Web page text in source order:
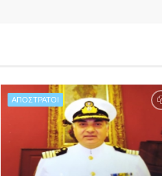
ΑΠΟΣΤΡΑΤΟΙ